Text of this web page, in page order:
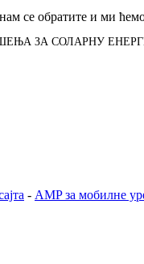
се обратите и ми ћемо
ЗА СОЛАРНУ
- AMP за мобилне